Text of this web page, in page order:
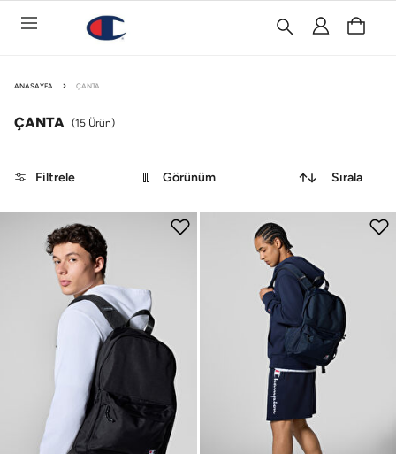
ANASAYFA ÇANTA
ÇANTA (15 Ürün)
Filtrele Görünüm Sırala